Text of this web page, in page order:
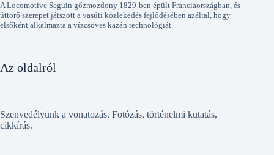
A Locomotive Seguin gőzmozdony 1829-ben épült Franciaországban, és
úttörő szerepet játszott a vasúti közlekedés fejlődésében azáltal, hogy
elsőként alkalmazta a vízcsöves kazán technológiát.
Az oldalról
Szenvedélyünk a vonatozás. Fotózás, történelmi kutatás,
cikkírás.